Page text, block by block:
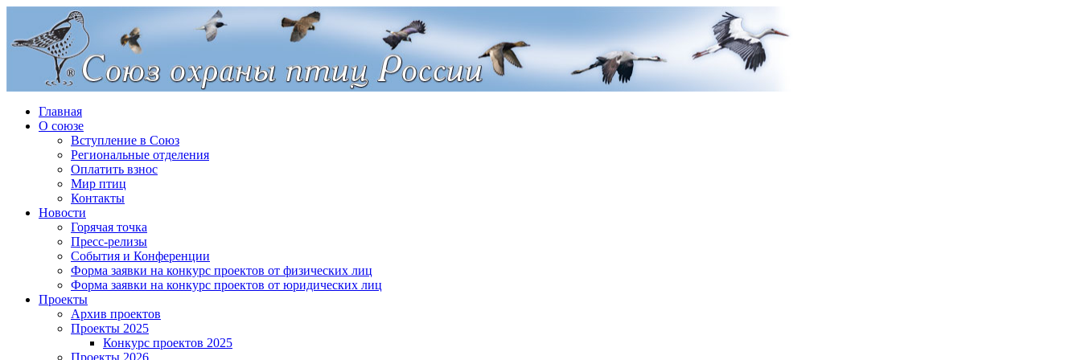
Главная
О союзе
Вступление в Союз
Региональные отделения
Оплатить взнос
Мир птиц
Контакты
Новости
Горячая точка
Пресс-релизы
События и Конференции
Форма заявки на конкурс проектов от физических лиц
Форма заявки на конкурс проектов от юридических лиц
Проекты
Архив проектов
Проекты 2025
Конкурс проектов 2025
Проекты 2026